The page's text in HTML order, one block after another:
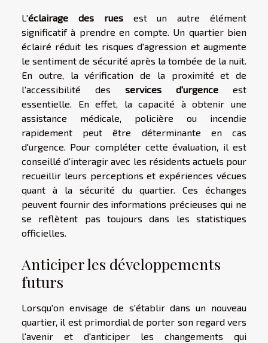
L'éclairage des ruesest un autre élément
significatif à prendre en compte. Un quartier bien
éclairé réduit les risques d'agression et augmente
le sentiment de sécurité après la tombée de la nuit.
En outre, la vérification de la proximité et de
l'accessibilité des services d'urgence est
essentielle. En effet, la capacité à obtenir une
assistance médicale, policière ou incendie
rapidement peut être déterminante en cas
d'urgence. Pour compléter cette évaluation, il est
conseillé d'interagir avec les résidents actuels pour
recueillir leurs perceptions et expériences vécues
quant à la sécurité du quartier. Ces échanges
peuvent fournir des informations précieuses qui ne
se reflètent pas toujours dans les statistiques
officielles.
Anticiper les développements
futurs
Lorsqu'on envisage de s'établir dans un nouveau
quartier, il est primordial de porter son regard vers
l'avenir et d'anticiper les changements qui